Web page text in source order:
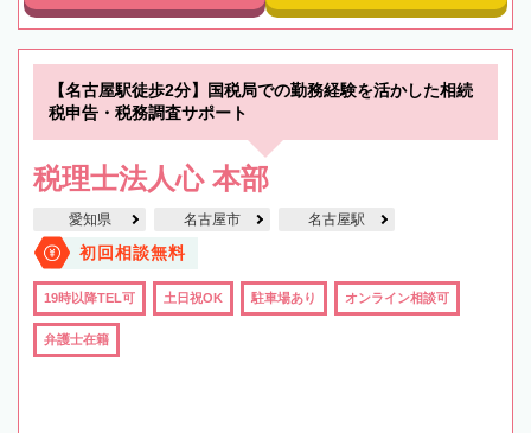
【名古屋駅徒歩2分】国税局での勤務経験を活かした相続
税申告・税務調査サポート
税理士法人心 本部
愛知県 名古屋市 名古屋駅
初回相談無料
19時以降TEL可 土日祝OK 駐車場あり オンライン相談可
弁護士在籍